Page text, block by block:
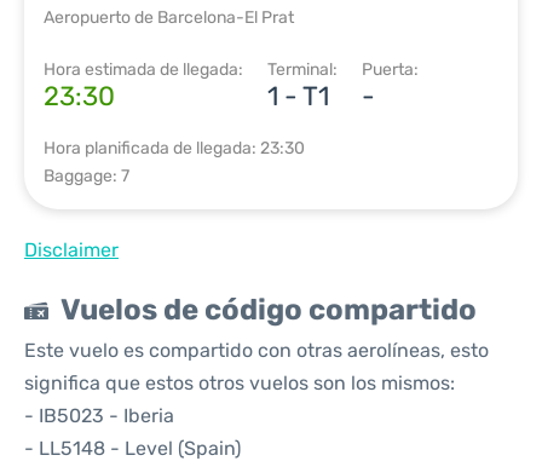
Aeropuerto de Barcelona-El Prat
Hora estimada de llegada:
23:30
Terminal:
1 - T1
Puerta:
-
Hora planificada de llegada: 23:30
Baggage: 7
Disclaimer
Vuelos de código compartido
Este vuelo es compartido con otras aerolíneas, esto
significa que estos otros vuelos son los mismos:
- IB5023 - Iberia
- LL5148 - Level (Spain)